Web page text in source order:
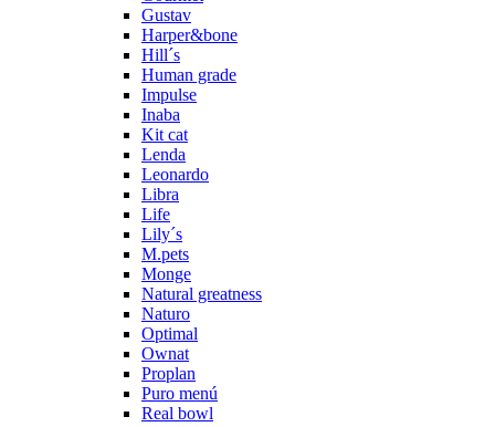
Gustav
Harper&bone
Hill´s
Human grade
Impulse
Inaba
Kit cat
Lenda
Leonardo
Libra
Life
Lily´s
M.pets
Monge
Natural greatness
Naturo
Optimal
Ownat
Proplan
Puro menú
Real bowl